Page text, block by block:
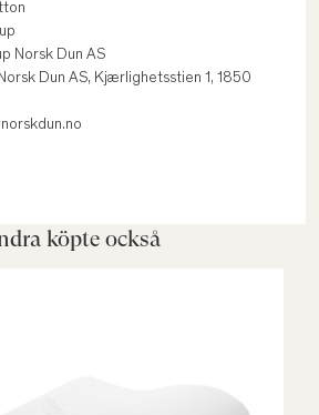
Norsk Dun AS
Dun AS, Kjærlighetsstien 1, 1850
köpte också